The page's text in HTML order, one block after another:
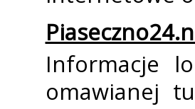
Informacje
omawianej